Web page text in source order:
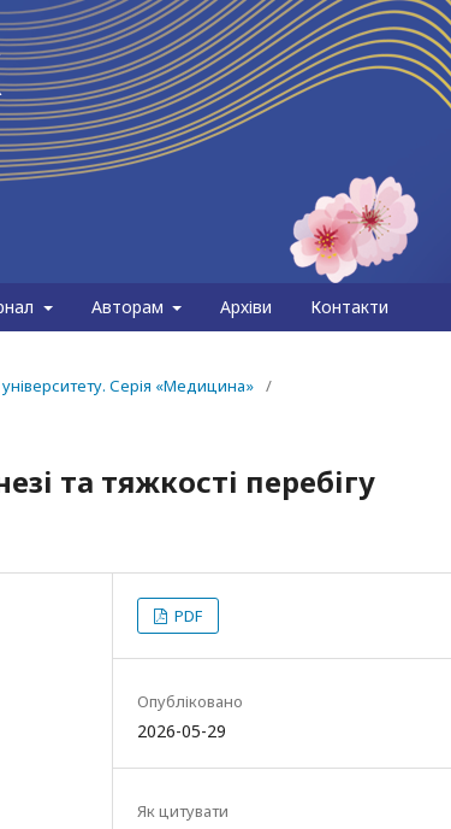
Авторам Архіви Контакти
Серія «Медицина» /
та тяжкості перебігу
PDF
Опубліковано
2026-05-29
Як цитувати